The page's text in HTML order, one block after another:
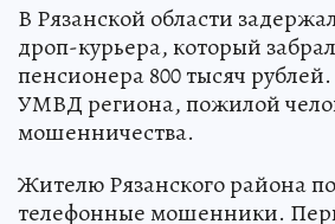
В Рязанской области
дроп-курьера, который
пенсионера 800 тысяч
УМВД региона, пожилой
мошенничества.
Жителю Рязанского района
телефонные мошенники.